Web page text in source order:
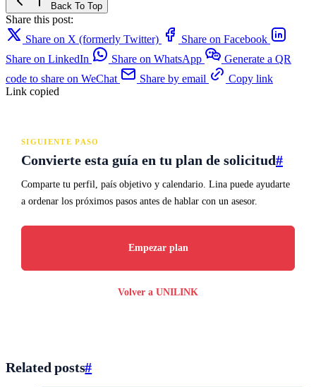
Back To Top
Share this post:
Share on X (formerly Twitter)
Share on Facebook
Share on LinkedIn
Share on WhatsApp
Generate a QR
code to share on WeChat
Share by email
Copy link
Link copied
SIGUIENTE PASO
Convierte esta guía en tu plan de solicitud#
Comparte tu perfil, país objetivo y calendario. Lina puede ayudarte
a ordenar los próximos pasos antes de hablar con un asesor.
Empezar plan
Volver a UNILINK
Related posts#